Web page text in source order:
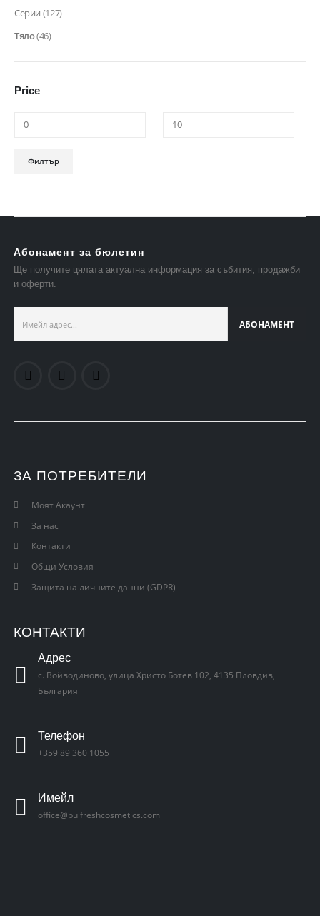
Серии (127)
Тяло(46)
Price
цена
цена
Филтър
Абонамент за бюлетин
Ще получите цялата актуална информация за събития, продажби
и оферти.
ЗА ПОТРЕБИТЕЛИ
Моят Акаунт
За нас
Контакти
Общи Условия
Защита на личните данни (GDPR)
КОНТАКТИ
Адрес
с. Войводиново, улица Христо Ботев 102, 4135 Пловдив,
България
Телефон
+359 89 360 1055
Имейл
office@bulfreshcosmetics.com